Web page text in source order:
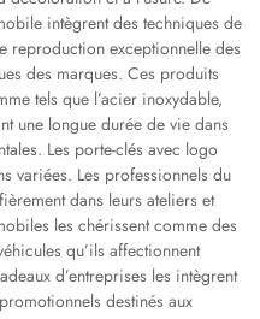
intègrent des techniques de
reproduction exceptionnelle des
des marques. Ces produits
tels que l’acier inoxydable,
une longue durée de vie dans
Les porte-clés avec logo
variées. Les professionnels du
dans leurs ateliers et
les chérissent comme des
qu’ils affectionnent
d’entreprises les intègrent
destinés aux